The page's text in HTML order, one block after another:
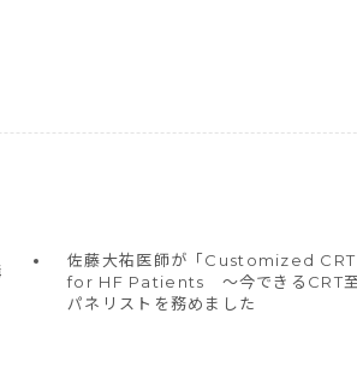
佐藤大祐医師が「Customized
for HF Patients ～今できるCRT至
パネリストを務めました